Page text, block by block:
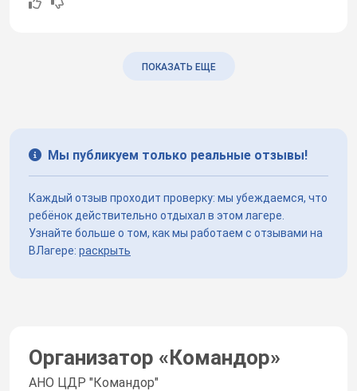
ПОКАЗАТЬ ЕЩЕ
Мы публикуем только реальные отзывы!
Каждый отзыв проходит проверку: мы убеждаемся, что
ребёнок действительно отдыхал в этом лагере.
Узнайте больше о том, как мы работаем с отзывами на
ВЛагере: раскрыть
Организатор «Командор»
АНО ЦДР "Командор"